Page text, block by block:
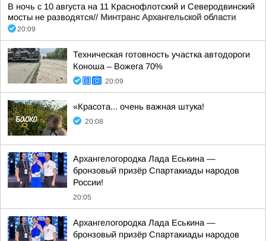
В ночь с 10 августа на 11 Краснофлотский и Северодвинский
мосты не разводятся// Минтранс Архангельской области
20:09
Техническая готовность участка автодороги
Коноша – Вожега 70%
20:09
«Красота... очень важная штука!
20:08
Архангелогородка Лада Еськина —
бронзовый призёр Спартакиады народов
России!
20:05
Архангелогородка Лада Еськина —
бронзовый призёр Спартакиады народов